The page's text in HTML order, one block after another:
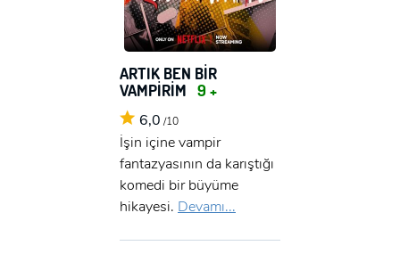
ARTIK BEN BİR
VAMPİRİM 9 +
6,0 /10
İşin içine vampir
fantazyasının da karıştığı
komedi bir büyüme
hikayesi. Devamı...